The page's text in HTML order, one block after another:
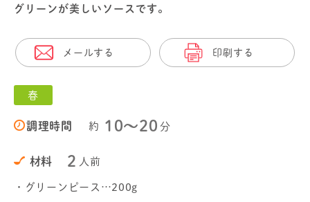
グリーンが美しいソースです。
メールする 印刷する
春
調理時間 約 10〜20 分
材料 2 人前
・グリーンピース…200g